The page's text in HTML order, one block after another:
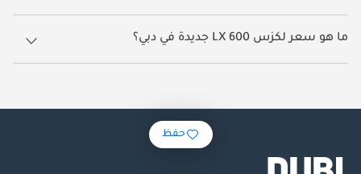
259 سيارة لكزس LX 600 جديدة متوفرة للبيع في دبي.
ما هو سعر لكزس LX 600 جديدة في دبي؟
يبدأ سعر سيارة لكزس LX 600 جديدة في دبي 500,000.
حفظ